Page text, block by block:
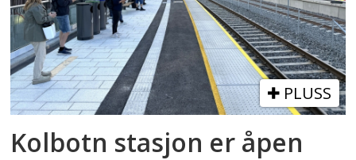
PLUSS
Kolbotn stasjon er åpen